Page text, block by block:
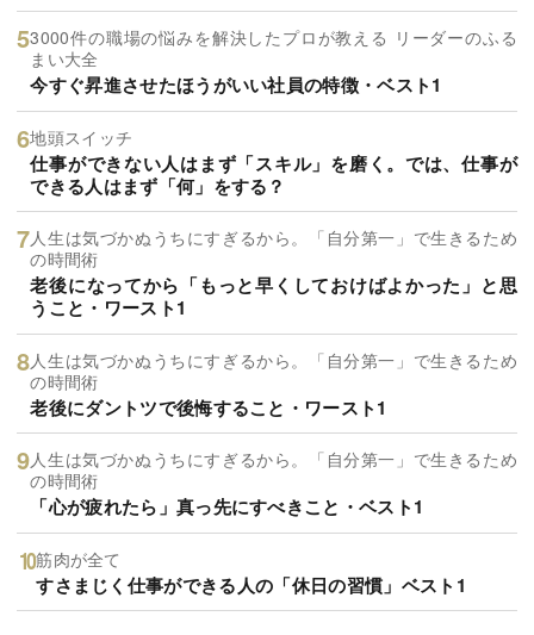
3000件の職場の悩みを解決したプロが教える リーダーのふる
まい大全
今すぐ昇進させたほうがいい社員の特徴・ベスト1
地頭スイッチ
仕事ができない人はまず「スキル」を磨く。では、仕事が
できる人はまず「何」をする？
人生は気づかぬうちにすぎるから。「自分第一」で生きるため
の時間術
老後になってから「もっと早くしておけばよかった」と思
うこと・ワースト1
人生は気づかぬうちにすぎるから。「自分第一」で生きるため
の時間術
老後にダントツで後悔すること・ワースト1
人生は気づかぬうちにすぎるから。「自分第一」で生きるため
の時間術
「心が疲れたら」真っ先にすべきこと・ベスト1
筋肉が全て
すさまじく仕事ができる人の「休日の習慣」ベスト1